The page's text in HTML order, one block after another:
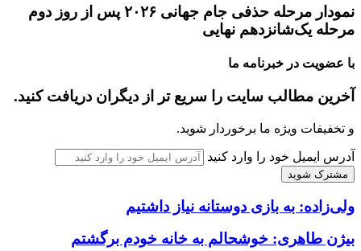
نمودار مرحله حذفی جام جهانی ۲۰۲۶ پس از روز دوم
مرحله یک‌شانزدهم نهایی
با عضویت در خبرنامه ما
آخرین مطالب سایت را سریع تر از دیگران دریافت کنید.
و تخفیفات ویژه ما برخوردار شوید.
آدرس ایمیل خود را وارد کنید
ولی‌زاده: به بازی دوستانه نیاز داشتیم
بیژن طاهری: خوشحالم به خانه خودم برگشتم